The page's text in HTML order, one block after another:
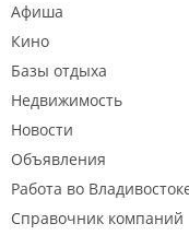
Афиша
Кино
Базы отдыха
Недвижимость
Новости
Объявления
Работа во
Справочник компаний